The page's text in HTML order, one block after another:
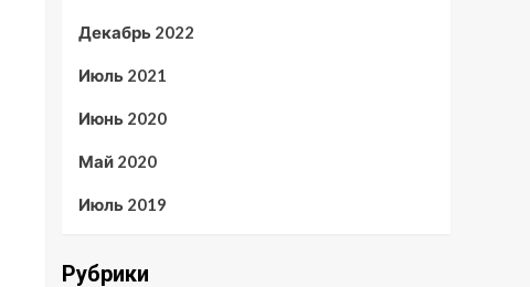
Декабрь 2022
Июль 2021
Июнь 2020
Май 2020
Июль 2019
Рубрики